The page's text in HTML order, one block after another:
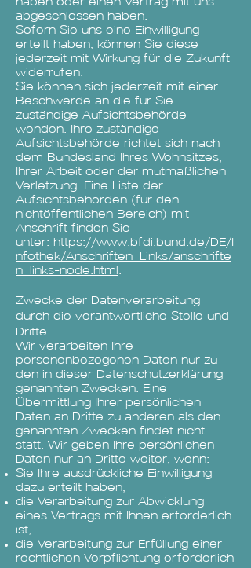
haben oder einen Vertrag mit uns
abgeschlossen haben.
Sofern Sie uns eine Einwilligung
erteilt haben, können Sie diese
jederzeit mit Wirkung für die Zukunft
widerrufen.
Sie können sich jederzeit mit einer
Beschwerde an die für Sie
zuständige Aufsichtsbehörde
wenden. Ihre zuständige
Aufsichtsbehörde richtet sich nach
dem Bundesland Ihres Wohnsitzes,
Ihrer Arbeit oder der mutmaßlichen
Verletzung. Eine Liste der
Aufsichtsbehörden (für den
nichtöffentlichen Bereich) mit
Anschrift finden Sie
unter: https://www.bfdi.bund.de/DE/I
nfothek/Anschriften_Links/anschrifte
n_links-node.html.
Zwecke der Datenverarbeitung
durch die verantwortliche Stelle und
Dritte
Wir verarbeiten Ihre
personenbezogenen Daten nur zu
den in dieser Datenschutzerklärung
genannten Zwecken. Eine
Übermittlung Ihrer persönlichen
Daten an Dritte zu anderen als den
genannten Zwecken findet nicht
statt. Wir geben Ihre persönlichen
Daten nur an Dritte weiter, wenn:
Sie Ihre ausdrückliche Einwilligung
dazu erteilt haben,
die Verarbeitung zur Abwicklung
eines Vertrags mit Ihnen erforderlich
ist,
die Verarbeitung zur Erfüllung einer
rechtlichen Verpflichtung erforderlich